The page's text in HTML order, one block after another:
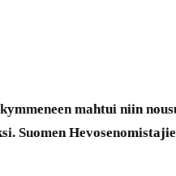
mahtui niin
Suomen